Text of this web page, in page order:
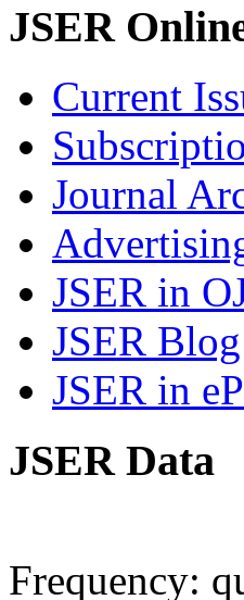
JSER
Current
Journal
JSER in
JSER Blog
JSER in
JSER Data
Frequency: